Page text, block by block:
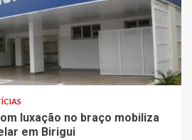
luxação no braço mobiliza
em Birigui